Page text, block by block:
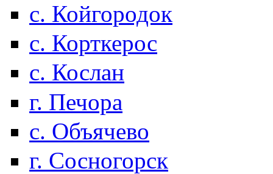
с. Койгородок
с. Корткерос
с. Кослан
г. Печора
с. Объячево
г. Сосногорск